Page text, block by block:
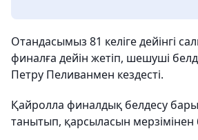
Отандасымыз 81 келіге дейінгі
финалға дейін жетіп, шешуші
Петру Пеливанмен кездесті.
Қайролла финалдық белдесу
танытып, қарсыласын мерзімінен